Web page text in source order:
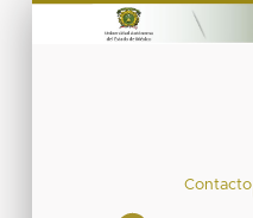
Contacto